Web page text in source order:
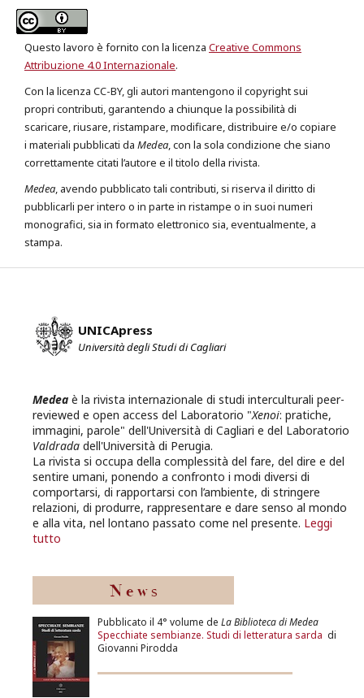
Questo lavoro è fornito con la licenza Creative Commons
Attribuzione 4.0 Internazionale.
Con la licenza CC-BY, gli autori mantengono il copyright sui
propri contributi, garantendo a chiunque la possibilità di
scaricare, riusare, ristampare, modificare, distribuire e/o copiare
i materiali pubblicati da Medea, con la sola condizione che siano
correttamente citati l’autore e il titolo della rivista.
Medea, avendo pubblicato tali contributi, si riserva il diritto di
pubblicarli per intero o in parte in ristampe o in suoi numeri
monografici, sia in formato elettronico sia, eventualmente, a
stampa.
UNICApress
Università degli Studi di Cagliari
Medea è la rivista internazionale di studi interculturali peer-
reviewed e open access del Laboratorio "Xenoi: pratiche,
immagini, parole" dell'Università di Cagliari e del Laboratorio
Valdrada dell'Università di Perugia.
La rivista si occupa della complessità del fare, del dire e del
sentire umani, ponendo a confronto i modi diversi di
comportarsi, di rapportarsi con l’ambiente, di stringere
relazioni, di produrre, rappresentare e dare senso al mondo
e alla vita, nel lontano passato come nel presente. Leggi
tutto
Pubblicato il 4° volume de La Biblioteca di Medea
Specchiate sembianze. Studi di letteratura sarda di
Giovanni Pirodda